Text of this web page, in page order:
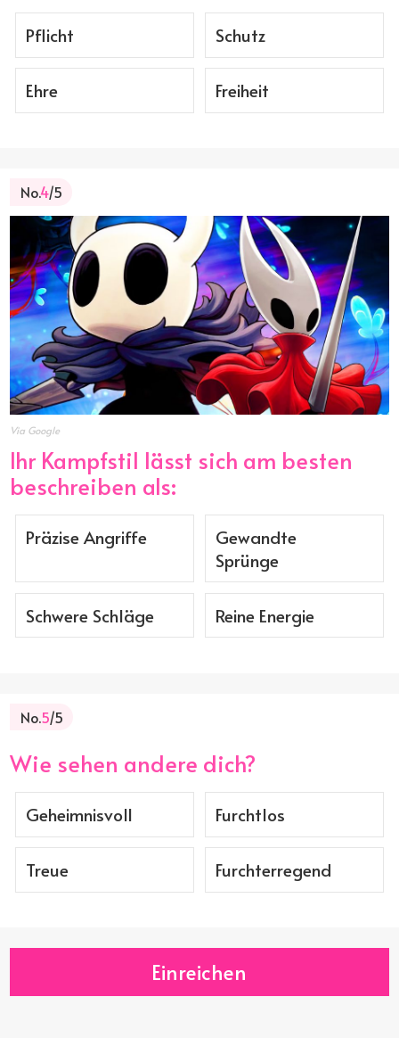
Pflicht Schutz
Ehre Freiheit
No.4/5
Via Google
Ihr Kampfstil lässt sich am besten
beschreiben als:
Präzise Angriffe
Gewandte
Sprünge
Schwere Schläge Reine Energie
No.5/5
Wie sehen andere dich?
Geheimnisvoll Furchtlos
Treue Furchterregend
Einreichen